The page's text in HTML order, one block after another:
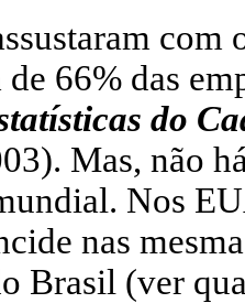
com
66% das
do
Mas, não
Nos
nas
Brasil (ver